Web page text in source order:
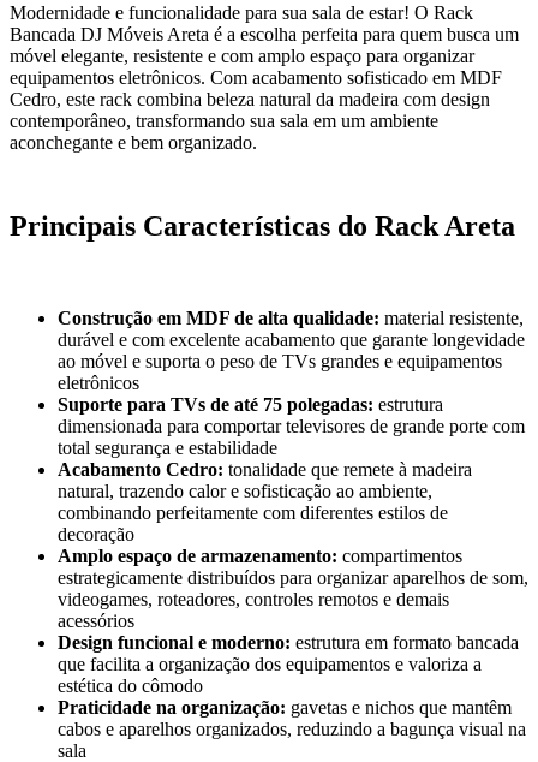
Modernidade e funcionalidade para sua sala de estar! O Rack
Bancada DJ Móveis Areta é a escolha perfeita para quem busca um
móvel elegante, resistente e com amplo espaço para organizar
equipamentos eletrônicos. Com acabamento sofisticado em MDF
Cedro, este rack combina beleza natural da madeira com design
contemporâneo, transformando sua sala em um ambiente
aconchegante e bem organizado.
Principais Características do Rack Areta
Construção em MDF de alta qualidade: material resistente,
durável e com excelente acabamento que garante longevidade
ao móvel e suporta o peso de TVs grandes e equipamentos
eletrônicos
Suporte para TVs de até 75 polegadas: estrutura
dimensionada para comportar televisores de grande porte com
total segurança e estabilidade
Acabamento Cedro: tonalidade que remete à madeira
natural, trazendo calor e sofisticação ao ambiente,
combinando perfeitamente com diferentes estilos de
decoração
Amplo espaço de armazenamento: compartimentos
estrategicamente distribuídos para organizar aparelhos de som,
videogames, roteadores, controles remotos e demais
acessórios
Design funcional e moderno: estrutura em formato bancada
que facilita a organização dos equipamentos e valoriza a
estética do cômodo
Praticidade na organização: gavetas e nichos que mantêm
cabos e aparelhos organizados, reduzindo a bagunça visual na
sala